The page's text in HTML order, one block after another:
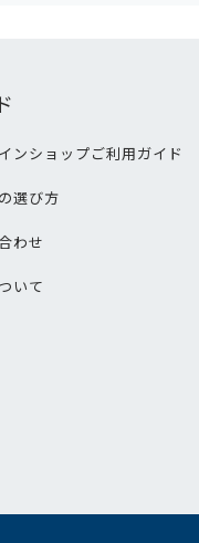
ンショップご利用ガイド
選び方
わせ
いて